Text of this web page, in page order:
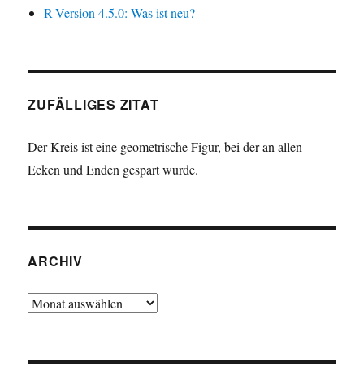
R-Version 4.5.0: Was ist neu?
ZUFÄLLIGES ZITAT
Der Kreis ist eine geometrische Figur, bei der an allen
Ecken und Enden gespart wurde.
ARCHIV
Archiv